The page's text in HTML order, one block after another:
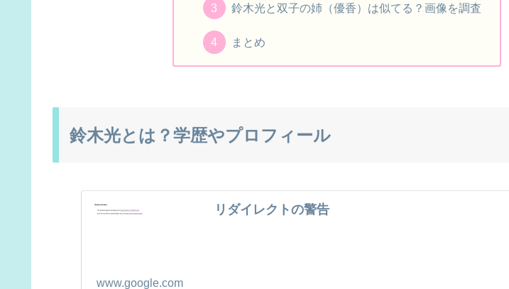
鈴木光と双子の姉（優香）は似てる？画像を調査
まとめ
鈴木光とは？学歴やプロフィール
リダイレクトの警告
www.google.com